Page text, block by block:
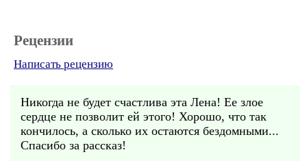
Рецензии
Написать рецензию
Никогда не будет счастлива эта Лена! Ее злое
сердце не позволит ей этого! Хорошо, что так
кончилось, а сколько их остаются бездомными...
Спасибо за рассказ!